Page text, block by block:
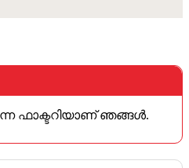
ഫാക്ടറിയാണ് ഞങ്ങൾ.